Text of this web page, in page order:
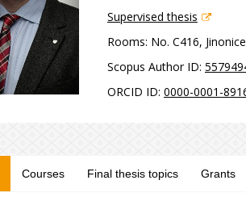
Supervised thesis
Rooms: No. C416,
Scopus Author ID:
ORCID ID: 0000-0001-
Courses Final thesis topics Grants